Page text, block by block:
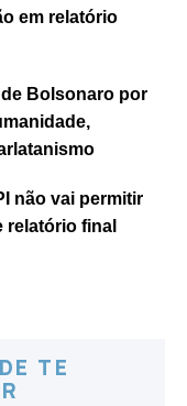
em relatório
Bolsonaro por
não vai permitir
relatório final
TE